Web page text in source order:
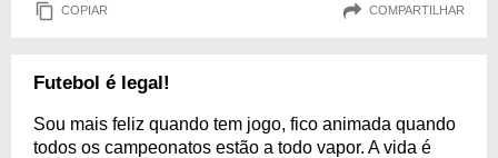
COPIAR COMPARTILHAR
Futebol é legal!
Sou mais feliz quando tem jogo, fico animada quando
todos os campeonatos estão a todo vapor. A vida é